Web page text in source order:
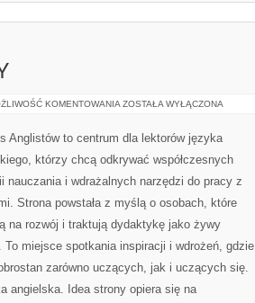
KOMENTOWANIA ANGIELSKI
ZOSTAŁA WYŁĄCZONA
Anglistów to centrum dla lektorów języka
którzy chcą odkrywać współczesnych
nauczania i wdrażalnych narzędzi do pracy z
Strona powstała z myślą o osobach, które
na rozwój i traktują dydaktykę jako żywy
To miejsce spotkania inspiracji i wdrożeń, gdzie
zarówno uczących, jak i uczących się.
angielska. Idea strony opiera się na